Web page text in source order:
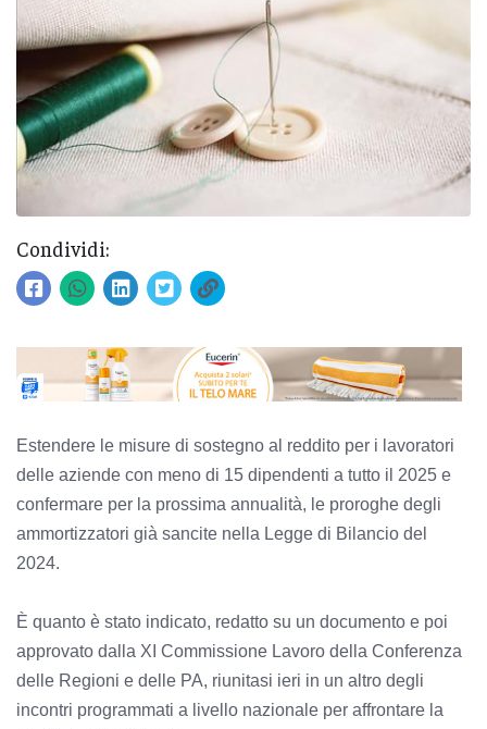
Condividi:
Estendere le misure di sostegno al reddito per i lavoratori
delle aziende con meno di 15 dipendenti a tutto il 2025 e
confermare per la prossima annualità, le proroghe degli
ammortizzatori già sancite nella Legge di Bilancio del
2024.
È quanto è stato indicato, redatto su un documento e poi
approvato dalla XI Commissione Lavoro della Conferenza
delle Regioni e delle PA, riunitasi ieri in un altro degli
incontri programmati a livello nazionale per affrontare la